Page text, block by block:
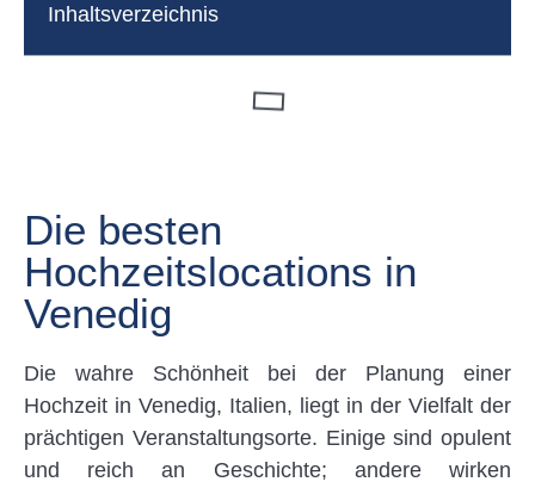
Inhaltsverzeichnis
Die besten
Hochzeitslocations in
Venedig
Die wahre Schönheit bei der Planung einer
Hochzeit in Venedig, Italien, liegt in der Vielfalt der
prächtigen Veranstaltungsorte. Einige sind opulent
und reich an Geschichte; andere wirken